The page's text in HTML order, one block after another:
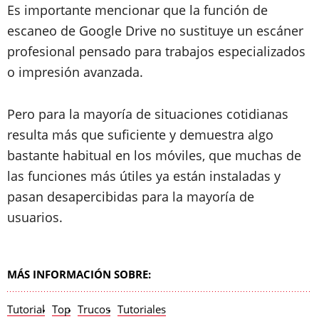
Es importante mencionar que la función de
escaneo de Google Drive no sustituye un escáner
profesional pensado para trabajos especializados
o impresión avanzada.
Pero para la mayoría de situaciones cotidianas
resulta más que suficiente y demuestra algo
bastante habitual en los móviles, que muchas de
las funciones más útiles ya están instaladas y
pasan desapercibidas para la mayoría de
usuarios.
MÁS INFORMACIÓN SOBRE:
Tutorial Top Trucos Tutoriales